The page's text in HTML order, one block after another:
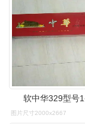
软中华329型号
图片尺寸2000x2667